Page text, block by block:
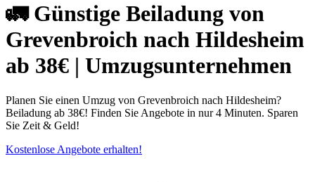
🚛 Günstige Beiladung von
Grevenbroich nach Hildesheim
ab 38€ | Umzugsunternehmen
Planen Sie einen Umzug von Grevenbroich nach Hildesheim?
Beiladung ab 38€! Finden Sie Angebote in nur 4 Minuten. Sparen
Sie Zeit & Geld!
Kostenlose Angebote erhalten!